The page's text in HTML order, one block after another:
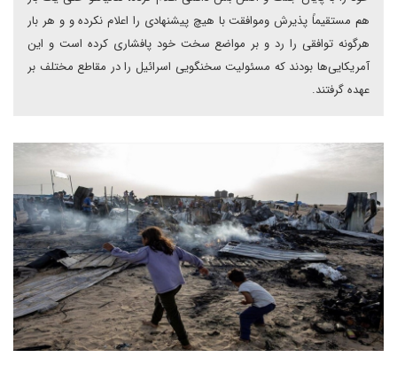
هم مستقیماً پذیرش وموافقت با هیچ پیشنهادی را اعلام نکرده و و هر بار
هرگونه توافقی را رد و بر مواضع سخت خود پافشاری کرده است و این
آمریکایی‌ها بودند که مسئولیت سخنگویی اسرائیل را در مقاطع مختلف بر
عهده گرفتند.